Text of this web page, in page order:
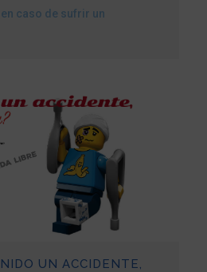
caso de sufrir un
UN ACCIDENTE,